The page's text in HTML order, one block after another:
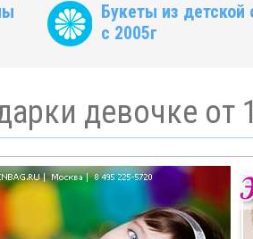
Букеты из
с 2005г
девочке от